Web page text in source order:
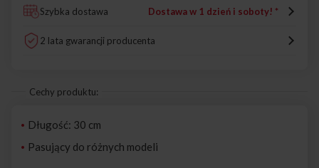
Szybka dostawa Dostawa w 1 dzień i soboty! *
2 lata gwarancji producenta
Cechy produktu:
Długość: 30 cm
Pasujący do różnych modeli